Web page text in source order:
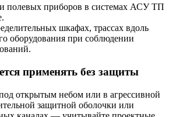
и полевых приборов в системах АСУ ТП
шкафах, трассах вдоль
оборудования при соблюдении
применять без защиты
открытым небом или в агрессивной
защитной оболочки или